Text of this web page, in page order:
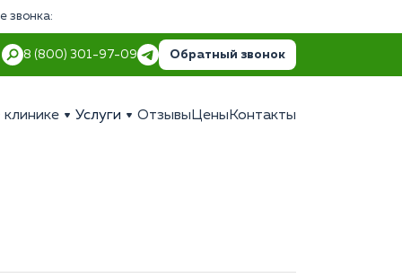
звонка:
8 (800) 301-97-09 Обратный звонок
Услуги Отзывы Цены Контакты